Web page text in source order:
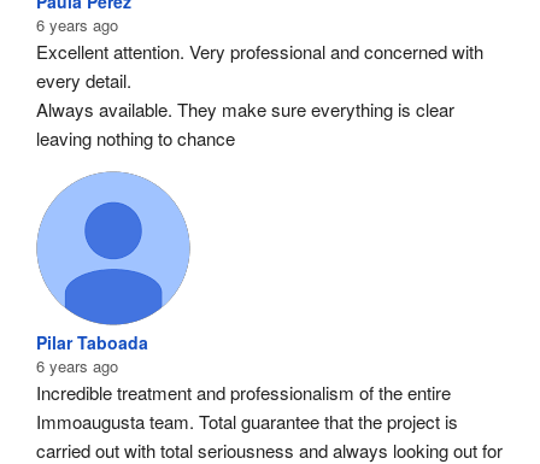
6 years ago
Excellent attention. Very professional and concerned with
every detail.
Always available. They make sure everything is clear
leaving nothing to chance
Pilar Taboada
6 years ago
Incredible treatment and professionalism of the entire
Immoaugusta team. Total guarantee that the project is
carried out with total seriousness and always looking out for